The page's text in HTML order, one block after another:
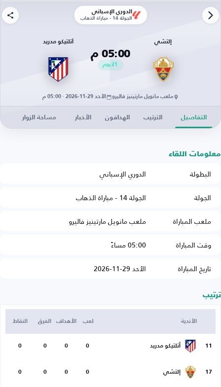
الدوري الإسباني
الجولة 14 - مباراة الذهاب
إلتشي
05:00 م
21يوم
أتلتيكو مدريد
ملعب مانويل مارتينيز فاليرو الأحد 29-11-2026 · 05:00 م
التفاصيل الترتيب الهدافون الأخبار مساحة الزوار
معلومات اللقاء
البطولة
الدوري الإسباني
الجولة
الجولة 14 - مباراة الذهاب
ملعب المباراة
ملعب مانويل مارتينيز فاليرو
وقت المباراة
05:00 مساءً
تاريخ المباراة
الأحد 29-11-2026
ترتيب
الأندية لعب الأهداف الفرق النقاط
11 أتلتيكو مدريد 0
0
0
0
17 إلتشي 0
0
0
0